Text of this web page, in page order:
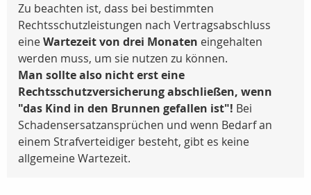
Zu beachten ist, dass bei bestimmten
Rechtsschutzleistungen nach Vertragsabschluss
eineWartezeit von drei Monaten eingehalten
werden muss, um sie nutzen zu können.
Man sollte also nicht erst eine
Rechtsschutzversicherung abschließen, wenn
"das Kind in den Brunnen gefallen ist"! Bei
Schadensersatzansprüchen und wenn Bedarf an
einem Strafverteidiger besteht, gibt es keine
allgemeine Wartezeit.